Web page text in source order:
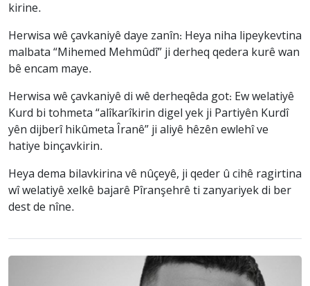
kirine.
Herwisa wê çavkaniyê daye zanîn: Heya niha lipeykevtina
malbata “Mihemed Mehmûdî” ji derheq qedera kurê wan
bê encam maye.
Herwisa wê çavkaniyê di wê derheqêda got: Ew welatiyê
Kurd bi tohmeta “alîkarîkirin digel yek ji Partiyên Kurdî
yên dijberî hikûmeta Îranê” ji aliyê hêzên ewlehî ve
hatiye binçavkirin.
Heya dema bilavkirina vê nûçeyê, ji qeder û cihê ragirtina
wî welatiyê xelkê bajarê Pîranşehrê ti zanyariyek di ber
dest de nîne.